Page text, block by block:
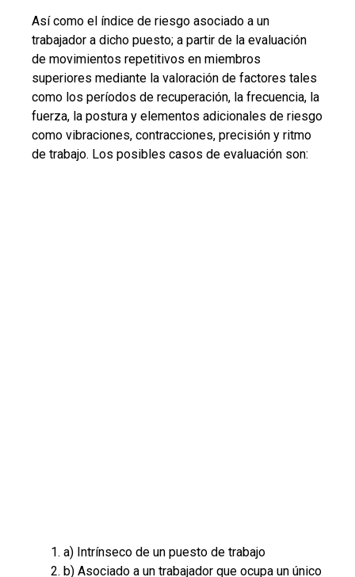
Así como el índice de riesgo asociado a un
trabajador a dicho puesto; a partir de la evaluación
de movimientos repetitivos en miembros
superiores mediante la valoración de factores tales
como los períodos de recuperación, la frecuencia, la
fuerza, la postura y elementos adicionales de riesgo
como vibraciones, contracciones, precisión y ritmo
de trabajo. Los posibles casos de evaluación son:
a) Intrínseco de un puesto de trabajo
b) Asociado a un trabajador que ocupa un único